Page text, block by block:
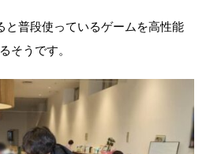
と普段使っているゲームを高性能
そうです。